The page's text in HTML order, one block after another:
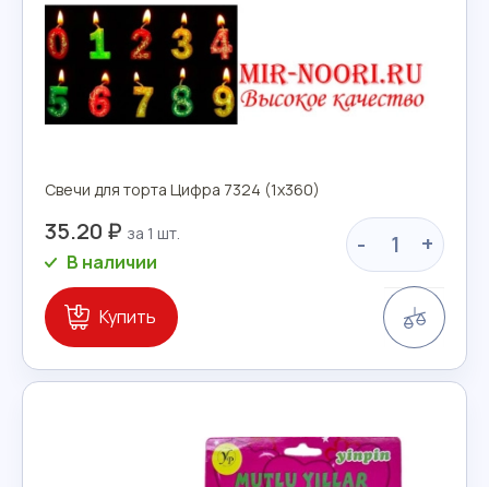
Свечи для торта Цифра 7324 (1х360)
35.20 ₽ - +
В наличии
Купить